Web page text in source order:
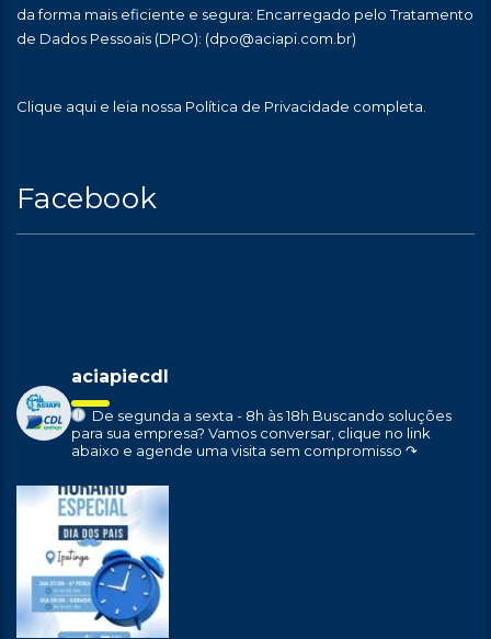
da forma mais eficiente e segura: Encarregado pelo Tratamento
de Dados Pessoais (DPO): (dpo@aciapi.com.br)
Clique aqui e leia nossa Política de Privacidade completa.
Facebook
aciapiecdl
De segunda a sexta - 8h às 18h Buscando soluções
para sua empresa? Vamos conversar, clique no link
abaixo e agende uma visita sem compromisso ↷